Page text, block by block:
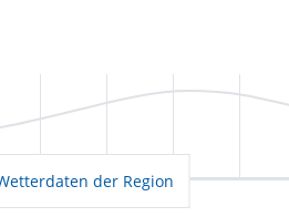
der Region